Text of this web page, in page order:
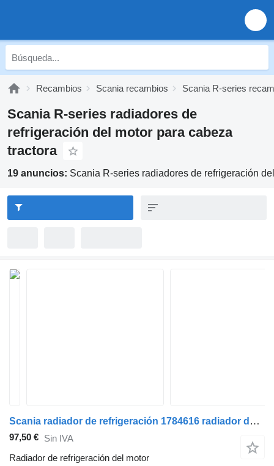
Recambios Scania recambios Scania R-series
Scania R-series radiadores de
refrigeración del motor para cabeza
tractora
19 anuncios: Scania R-series radiadores de refrigeración
Scania radiador de refrigeración 1784616 radiador de refrigeración del motor para Scania R380 cabeza tractora
97,50 € Sin IVA
Radiador de refrigeración del motor